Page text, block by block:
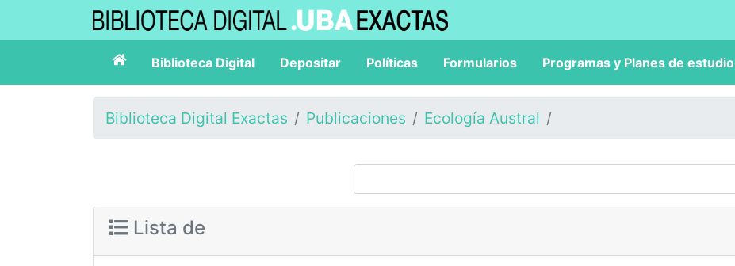
Biblioteca Digital Depositar Políticas Formularios Programas y Planes de estudio
Biblioteca Digital Exactas Publicaciones Ecología Austral
Lista de